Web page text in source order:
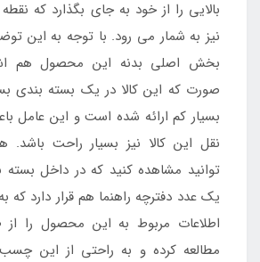
بالایی را از خود به جای بگذارد که
نیز به شمار می رود. با توجه به این
بخش اصلی بدنه این محصول هم
صورت که این کالا در یک بسته بندی
بسیار کم ارائه شده است و این عامل
نقل این کالا نیز بسیار راحت
توانید مشاهده کنید که در داخل
یک عدد دفترچه راهنما هم قرار دارد که
اطلاعات مربوط به این محصول را از
مطالعه کرده و به راحتی از این چسب